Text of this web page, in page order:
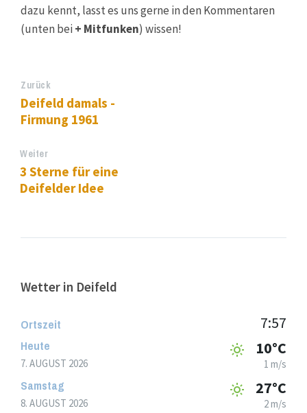
dazu kennt, lasst es uns gerne in den Kommentaren
(unten bei + Mitfunken) wissen!
Zurück
Deifeld damals -
Firmung 1961
Weiter
3 Sterne für eine
Deifelder Idee
Wetter in Deifeld
Ortszeit 7:57
Heute
7. AUGUST 2026
10°C
1 m/s
Samstag
8. AUGUST 2026
27°C
2 m/s